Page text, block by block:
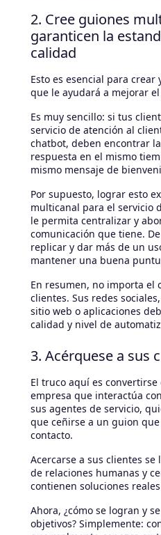
2. Cree guiones
garanticen la
calidad
Esto es esencial para
que le ayudará a mejorar
Es muy sencillo: si tus
servicio de atención al
chatbot, deben encontrar
respuesta en el mismo
mismo mensaje de
Por supuesto, lograr esto
multicanal para el servicio
le permita centralizar y
comunicación que tiene.
replicar y dar más de un
mantener una buena
En resumen, no importa el
clientes. Sus redes
sitio web o aplicaciones
calidad y nivel de
3. Acérquese a sus
El truco aquí es
empresa que interactúa
sus agentes de servicio,
que ceñirse a un guion
contacto.
Acercarse a sus clientes
de relaciones humanas y
contienen soluciones
Ahora, ¿cómo se logran y
objetivos? Simplemente: